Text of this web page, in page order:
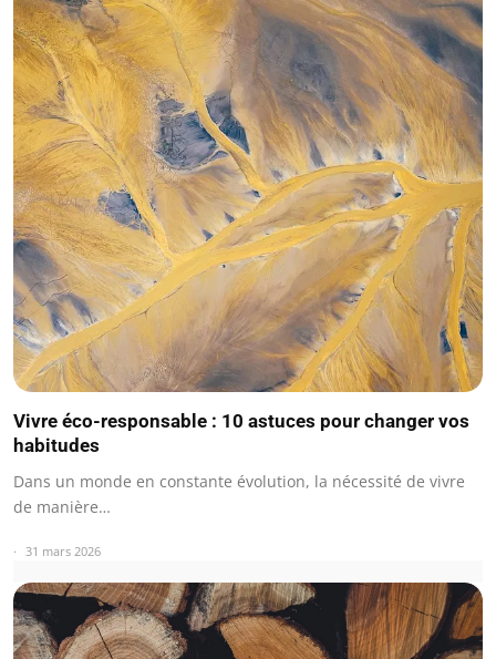
Vivre éco-responsable : 10 astuces pour changer vos
habitudes
Dans un monde en constante évolution, la nécessité de vivre
de manière…
31 mars 2026